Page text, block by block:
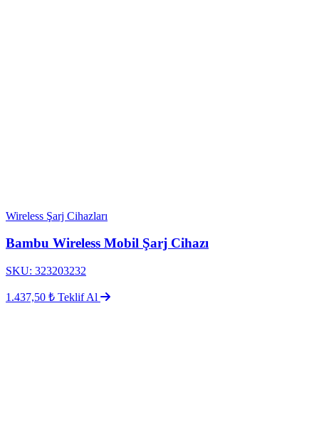
Wireless Şarj Cihazları
Bambu Wireless Mobil Şarj Cihazı
SKU: 323203232
1.437,50 ₺ Teklif Al